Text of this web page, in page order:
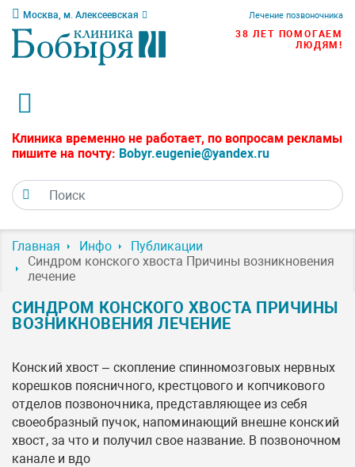
Москва, м. Алексеевская Лечение позвоночника
38 ЛЕТ ПОМОГАЕМ
ЛЮДЯМ!
Клиника временно не работает, по вопросам рекламы
пишите на почту: Bobyr.eugenie@yandex.ru
Главная Инфо
Публикации
Синдром конского хвоста Причины возникновения
лечение
СИНДРОМ КОНСКОГО ХВОСТА ПРИЧИНЫ
ВОЗНИКНОВЕНИЯ ЛЕЧЕНИЕ
Конский хвост – скопление спинномозговых нервных
корешков поясничного, крестцового и копчикового
отделов позвоночника, представляющее из себя
своеобразный пучок, напоминающий внешне конский
хвост, за что и получил свое название. В позвоночном
канале и вдо